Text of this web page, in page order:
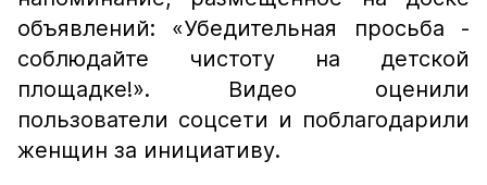
объявлений: «Убедительная просьба -
соблюдайте чистоту на детской
площадке!». Видео оценили
пользователи соцсети и поблагодарили
женщин за инициативу.